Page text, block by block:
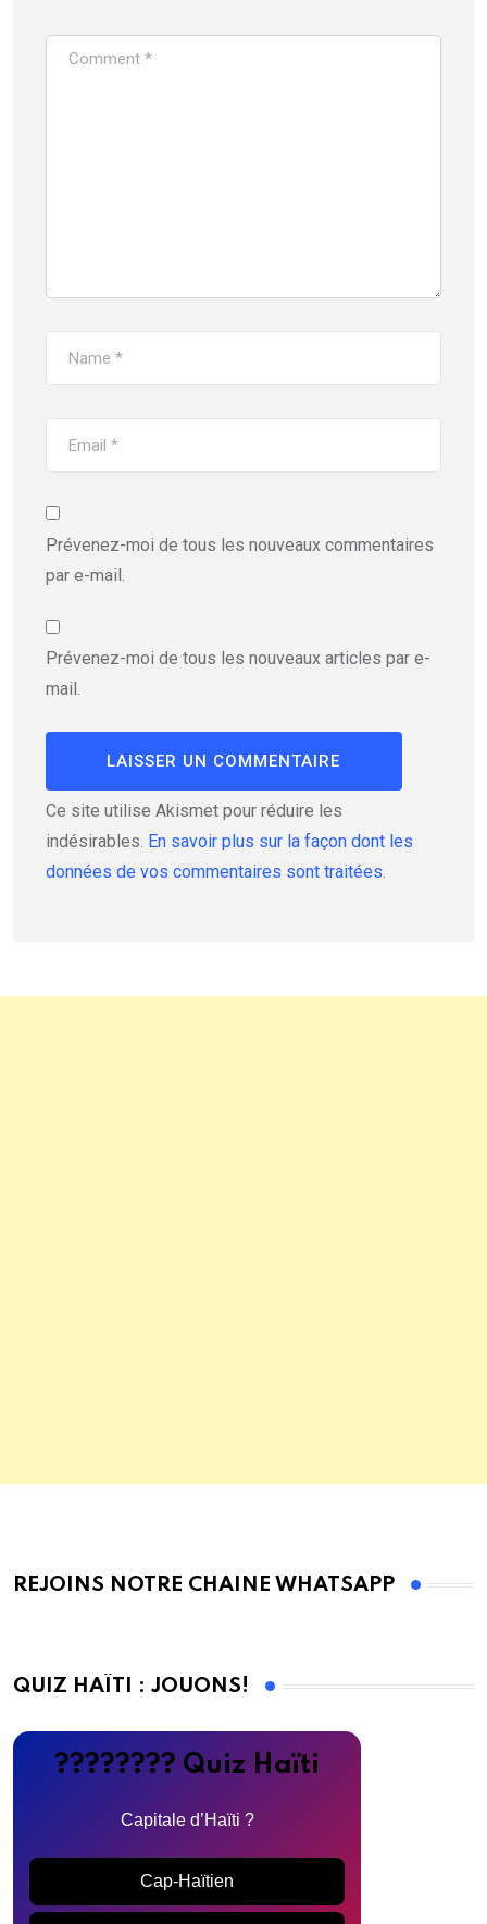
Prévenez-moi de tous les nouveaux commentaires
par e-mail.
Prévenez-moi de tous les nouveaux articles par e-
mail.
Ce site utilise Akismet pour réduire les
indésirables. En savoir plus sur la façon dont les
données de vos commentaires sont traitées.
REJOINS NOTRE CHAINE WHATSAPP
QUIZ HAÏTI : JOUONS!
???????? Quiz Haïti
Capitale d’Haïti ?
Cap-Haïtien